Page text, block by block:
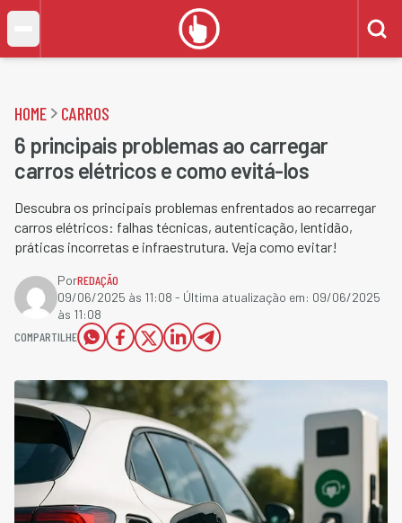
HOME CARROS
6 principais problemas ao carregar
carros elétricos e como evitá-los
Descubra os principais problemas enfrentados ao recarregar
carros elétricos: falhas técnicas, autenticação, lentidão,
práticas incorretas e infraestrutura. Veja como evitar!
PorREDAÇÃO
09/06/2025 às 11:08 - Última atualização em: 09/06/2025
às 11:08
COMPARTILHE